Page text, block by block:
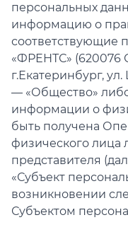
ИЗДЕЛИЯ ДЛЯ
КОМФОРТА
ТЕХНИЧЕСКОЕ
ОБОРУДОВАНИЕ
персональных
информацию о
соответствующие
«ФРЕНТС» (620076
г.Екатеринбург,
— «Общество»
информации о
быть получена
физического лица
представителя
«Субъект
возникновении
Субъектом